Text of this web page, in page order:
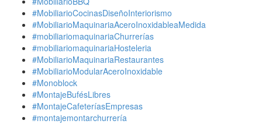
#MobiliarioCocinasDiseñoInteriorismo
#MobiliarioMaquinariaAceroInoxidableaMedida
#mobiliariomaquinariaChurrerías
#mobiliariomaquinariaHosteleria
#MobiliarioMaquinariaRestaurantes
#MobiliarioModularAceroInoxidable
#Monoblock
#MontajeBufésLibres
#MontajeCafeteríasEmpresas
#montajemontarchurrería